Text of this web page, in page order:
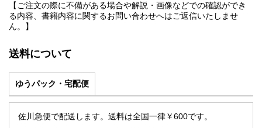
【ご注文の際に不備がある場合や解説・画像などでの確認ができ
る内容、書籍内容に関するお問い合わせへはご返信いたしませ
ん。】
送料について
ゆうパック・宅配便
佐川急便で配送します。送料は全国一律￥600です。